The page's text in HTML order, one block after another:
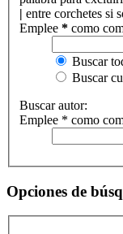
| entre corchetes si
Emplee * como
Buscar
Buscar
Buscar autor:
Emplee * como
Opciones de